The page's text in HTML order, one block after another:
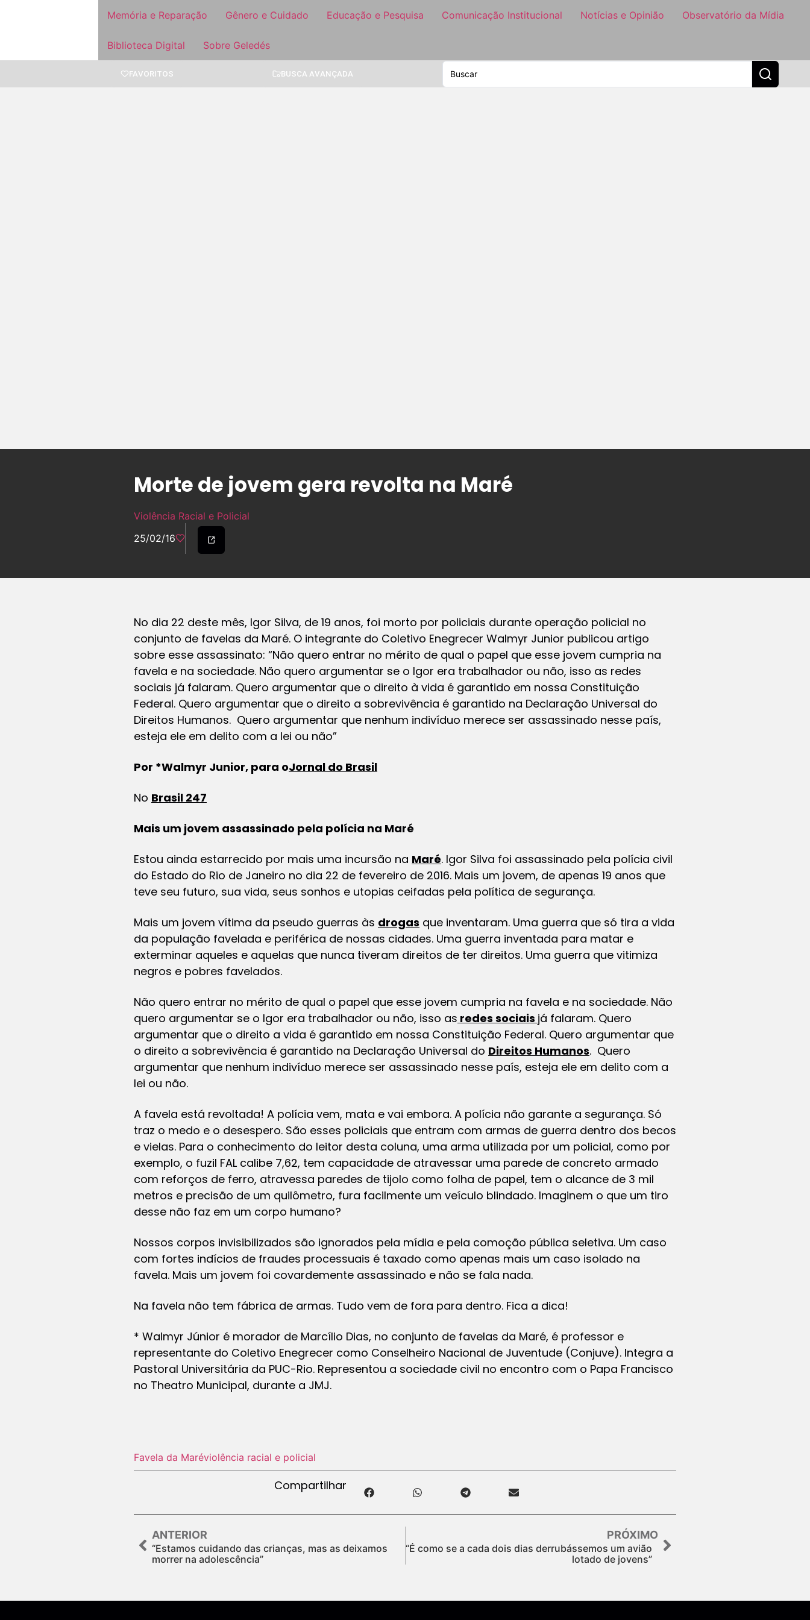
Memória e Reparação Gênero e Cuidado Educação e Pesquisa Comunicação Institucional Notícias e Opinião Observatório da Mídia
Biblioteca Digital Sobre Geledés
FAVORITOS BUSCA AVANÇADA
Morte de jovem gera revolta na Maré
Violência Racial e Policial
25/02/16
No dia 22 deste mês, Igor Silva, de 19 anos, foi morto por policiais durante operação policial no
conjunto de favelas da Maré. O integrante do Coletivo Enegrecer Walmyr Junior publicou artigo
sobre esse assassinato: “Não quero entrar no mérito de qual o papel que esse jovem cumpria na
favela e na sociedade. Não quero argumentar se o Igor era trabalhador ou não, isso as redes
sociais já falaram. Quero argumentar que o direito à vida é garantido em nossa Constituição
Federal. Quero argumentar que o direito a sobrevivência é garantido na Declaração Universal do
Direitos Humanos. Quero argumentar que nenhum indivíduo merece ser assassinado nesse país,
esteja ele em delito com a lei ou não”
Por *Walmyr Junior, para oJornal do Brasil
No Brasil 247
Mais um jovem assassinado pela polícia na Maré
Estou ainda estarrecido por mais uma incursão na Maré. Igor Silva foi assassinado pela polícia civil
do Estado do Rio de Janeiro no dia 22 de fevereiro de 2016. Mais um jovem, de apenas 19 anos que
teve seu futuro, sua vida, seus sonhos e utopias ceifadas pela política de segurança.
Mais um jovem vítima da pseudo guerras às drogas que inventaram. Uma guerra que só tira a vida
da população favelada e periférica de nossas cidades. Uma guerra inventada para matar e
exterminar aqueles e aquelas que nunca tiveram direitos de ter direitos. Uma guerra que vitimiza
negros e pobres favelados.
Não quero entrar no mérito de qual o papel que esse jovem cumpria na favela e na sociedade. Não
quero argumentar se o Igor era trabalhador ou não, isso as redes sociais já falaram. Quero
argumentar que o direito a vida é garantido em nossa Constituição Federal. Quero argumentar que
o direito a sobrevivência é garantido na Declaração Universal do Direitos Humanos. Quero
argumentar que nenhum indivíduo merece ser assassinado nesse país, esteja ele em delito com a
lei ou não.
A favela está revoltada! A polícia vem, mata e vai embora. A polícia não garante a segurança. Só
traz o medo e o desespero. São esses policiais que entram com armas de guerra dentro dos becos
e vielas. Para o conhecimento do leitor desta coluna, uma arma utilizada por um policial, como por
exemplo, o fuzil FAL calibe 7,62, tem capacidade de atravessar uma parede de concreto armado
com reforços de ferro, atravessa paredes de tijolo como folha de papel, tem o alcance de 3 mil
metros e precisão de um quilômetro, fura facilmente um veículo blindado. Imaginem o que um tiro
desse não faz em um corpo humano?
Nossos corpos invisibilizados são ignorados pela mídia e pela comoção pública seletiva. Um caso
com fortes indícios de fraudes processuais é taxado como apenas mais um caso isolado na
favela. Mais um jovem foi covardemente assassinado e não se fala nada.
Na favela não tem fábrica de armas. Tudo vem de fora para dentro. Fica a dica!
* Walmyr Júnior é morador de Marcílio Dias, no conjunto de favelas da Maré, é professor e
representante do Coletivo Enegrecer como Conselheiro Nacional de Juventude (Conjuve). Integra a
Pastoral Universitária da PUC-Rio. Representou a sociedade civil no encontro com o Papa Francisco
no Theatro Municipal, durante a JMJ.
Favela da Maréviolência racial e policial
Compartilhar
ANTERIOR
“Estamos cuidando das crianças, mas as deixamos
morrer na adolescência”
PRÓXIMO
“É como se a cada dois dias derrubássemos um avião
lotado de jovens”